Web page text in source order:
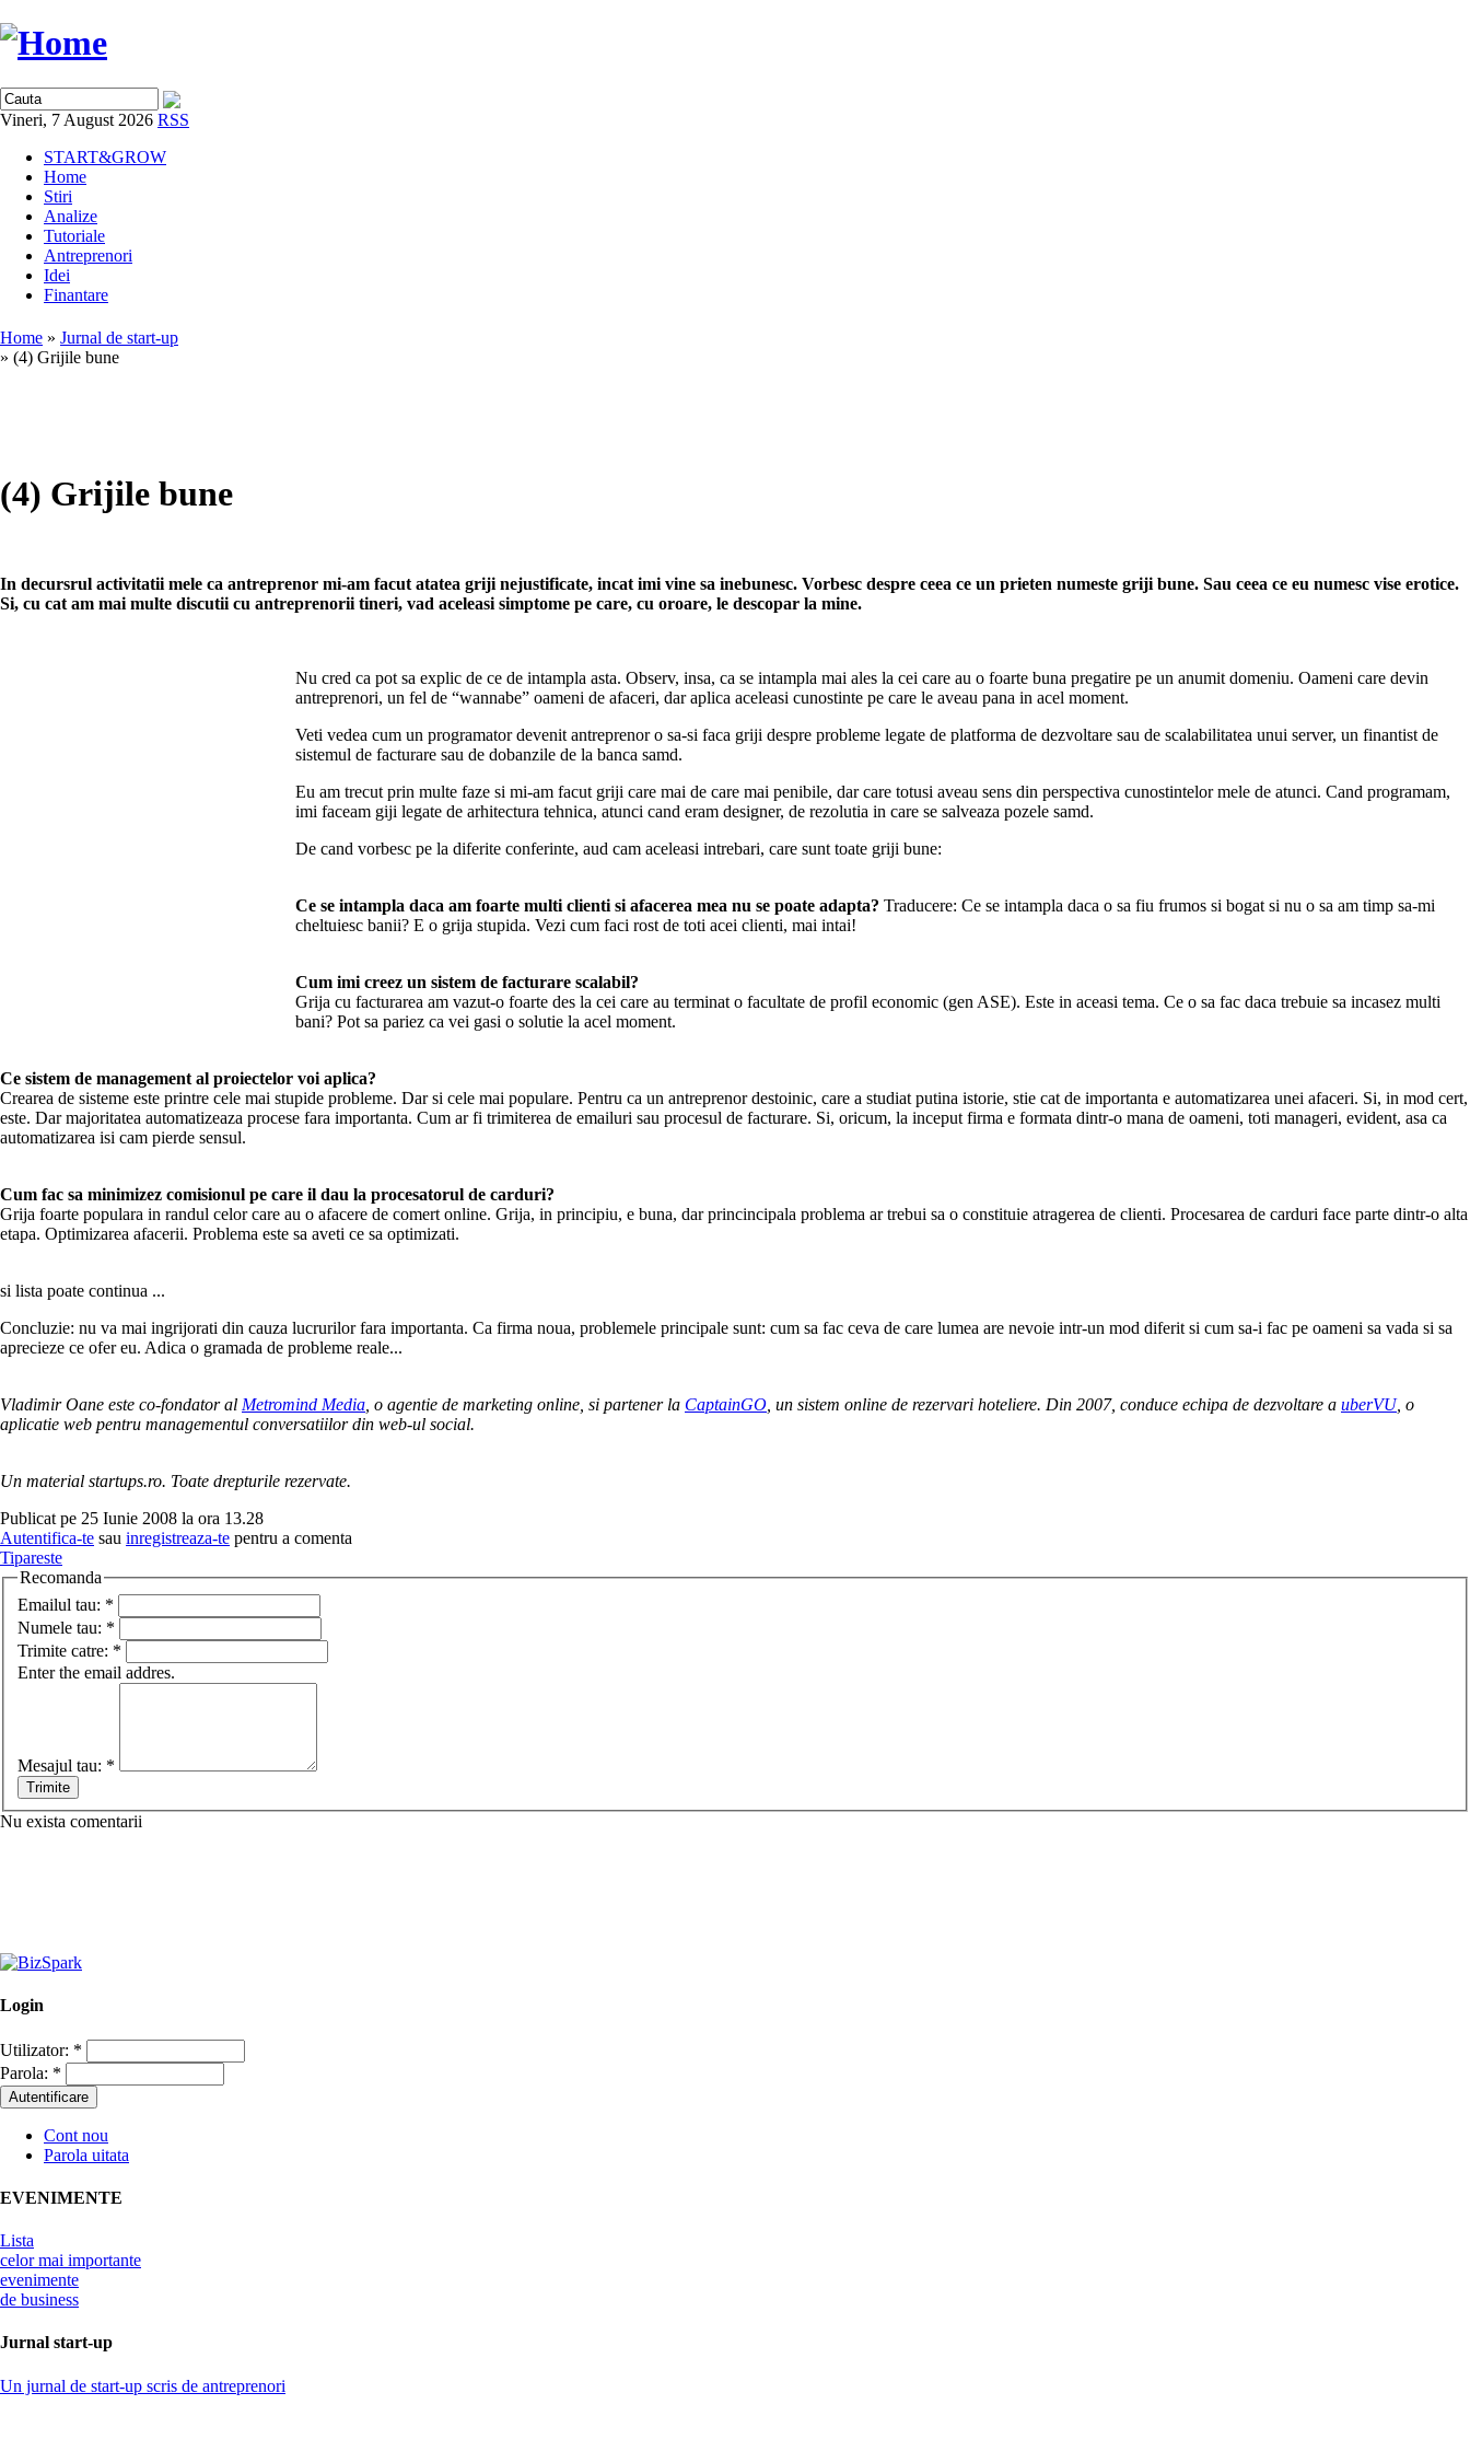
Vineri, 7 August 2026 RSS
START&GROW
Home
Stiri
Analize
Tutoriale
Antreprenori
Idei
Finantare
Home » Jurnal de start-up
» (4) Grijile bune
(4) Grijile bune
In decursrul activitatii mele ca antreprenor mi-am facut atatea griji nejustificate, incat imi vine sa inebunesc. Vorbesc despre ceea ce un prieten numeste griji bune. Sau ceea ce eu numesc vise erotice.
Si, cu cat am mai multe discutii cu antreprenorii tineri, vad aceleasi simptome pe care, cu oroare, le descopar la mine.
Nu cred ca pot sa explic de ce de intampla asta. Observ, insa, ca se intampla mai ales la cei care au o foarte buna pregatire pe un anumit domeniu. Oameni care devin
antreprenori, un fel de “wannabe” oameni de afaceri, dar aplica aceleasi cunostinte pe care le aveau pana in acel moment.
Veti vedea cum un programator devenit antreprenor o sa-si faca griji despre probleme legate de platforma de dezvoltare sau de scalabilitatea unui server, un finantist de
sistemul de facturare sau de dobanzile de la banca samd.
Eu am trecut prin multe faze si mi-am facut griji care mai de care mai penibile, dar care totusi aveau sens din perspectiva cunostintelor mele de atunci. Cand programam,
imi faceam giji legate de arhitectura tehnica, atunci cand eram designer, de rezolutia in care se salveaza pozele samd.
De cand vorbesc pe la diferite conferinte, aud cam aceleasi intrebari, care sunt toate griji bune:
Ce se intampla daca am foarte multi clienti si afacerea mea nu se poate adapta? Traducere: Ce se intampla daca o sa fiu frumos si bogat si nu o sa am timp sa-mi
cheltuiesc banii? E o grija stupida. Vezi cum faci rost de toti acei clienti, mai intai!
Cum imi creez un sistem de facturare scalabil?
Grija cu facturarea am vazut-o foarte des la cei care au terminat o facultate de profil economic (gen ASE). Este in aceasi tema. Ce o sa fac daca trebuie sa incasez multi
bani? Pot sa pariez ca vei gasi o solutie la acel moment.
Ce sistem de management al proiectelor voi aplica?
Crearea de sisteme este printre cele mai stupide probleme. Dar si cele mai populare. Pentru ca un antreprenor destoinic, care a studiat putina istorie, stie cat de importanta e automatizarea unei afaceri. Si, in mod cert,
este. Dar majoritatea automatizeaza procese fara importanta. Cum ar fi trimiterea de emailuri sau procesul de facturare. Si, oricum, la inceput firma e formata dintr-o mana de oameni, toti manageri, evident, asa ca
automatizarea isi cam pierde sensul.
Cum fac sa minimizez comisionul pe care il dau la procesatorul de carduri?
Grija foarte populara in randul celor care au o afacere de comert online. Grija, in principiu, e buna, dar princincipala problema ar trebui sa o constituie atragerea de clienti. Procesarea de carduri face parte dintr-o alta
etapa. Optimizarea afacerii. Problema este sa aveti ce sa optimizati.
si lista poate continua ...
Concluzie: nu va mai ingrijorati din cauza lucrurilor fara importanta. Ca firma noua, problemele principale sunt: cum sa fac ceva de care lumea are nevoie intr-un mod diferit si cum sa-i fac pe oameni sa vada si sa
aprecieze ce ofer eu. Adica o gramada de probleme reale...
Vladimir Oane este co-fondator al Metromind Media , o agentie de marketing online, si partener la CaptainGO , un sistem online de rezervari hoteliere. Din 2007, conduce echipa de dezvoltare a uberVU, o
aplicatie web pentru managementul conversatiilor din web-ul social.
Un material startups.ro. Toate drepturile rezervate.
Publicat pe 25 Iunie 2008 la ora 13.28
Autentifica-te sau inregistreaza-te pentru a comenta
Tipareste
Recomanda
Emailul tau: *
Numele tau: *
Trimite catre: *
Enter the email addres.
Mesajul tau: *
Nu exista comentarii
Login
Utilizator: *
Parola: *
Cont nou
Parola uitata
EVENIMENTE
Lista
celor mai importante
evenimente
de business
Jurnal start-up
Un jurnal de start-up scris de antreprenori